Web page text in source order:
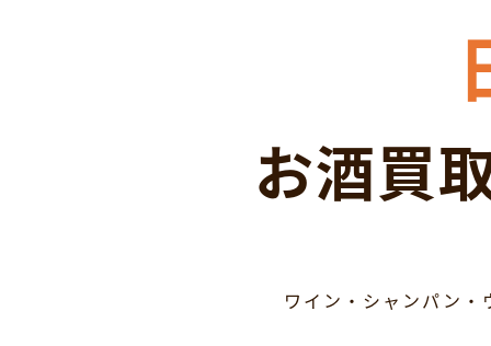
お酒買
ワイン・シャンパン